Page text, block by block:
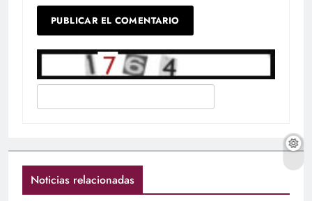
Noticias relacionadas